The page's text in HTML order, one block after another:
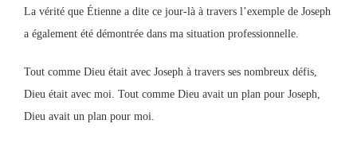
La vérité que Étienne a dite ce jour-là à travers l’exemple de Joseph
a également été démontrée dans ma situation professionnelle.
Tout comme Dieu était avec Joseph à travers ses nombreux défis,
Dieu était avec moi. Tout comme Dieu avait un plan pour Joseph,
Dieu avait un plan pour moi.